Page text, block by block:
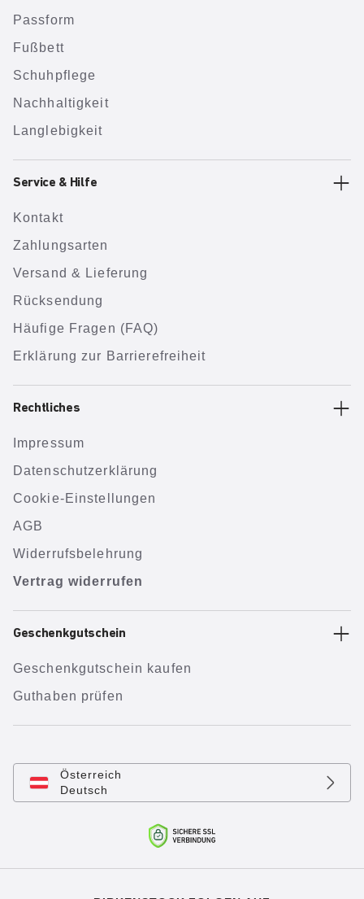
Passform
Fußbett
Schuhpflege
Nachhaltigkeit
Langlebigkeit
Service & Hilfe
Kontakt
Zahlungsarten
Versand & Lieferung
Rücksendung
Häufige Fragen (FAQ)
Erklärung zur Barrierefreiheit
Rechtliches
Impressum
Datenschutzerklärung
Cookie-Einstellungen
AGB
Widerrufsbelehrung
Vertrag widerrufen
Geschenkgutschein
Geschenkgutschein kaufen
Guthaben prüfen
Österreich
Deutsch